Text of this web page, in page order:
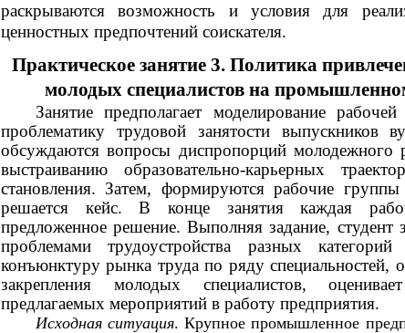
раскрываются возможность и условия для
ценностных предпочтений соискателя.
Практическое занятие 3. Политика
молодых специалистов на
Занятие предполагает моделирование
проблематику трудовой занятости выпускников
обсуждаются вопросы диспропорций молодежного
выстраиванию образовательно-карьерных
становления. Затем, формируются рабочие
решается кейс. В конце занятия каждая
предложенное решение. Выполняя задание, студент
проблемами трудоустройства разных категорий
конъюнктуру рынка труда по ряду специальностей,
закрепления молодых специалистов,
предлагаемых мероприятий в работу предприятия.
Исходная ситуация. Крупное промышленное